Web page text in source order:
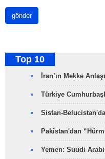
gönder
Top 10
İran’ın Mekke
Türkiye
Sistan-
Pakistan'dan
Yemen: Suudi